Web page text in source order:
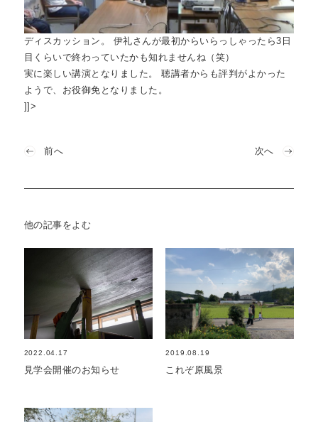
ディスカッション。 伊礼さんが最初からいらっしゃったら3日
目くらいで終わっていたかも知れませんね（笑）
実に楽しい講演となりました。 聴講者からも評判がよかった
ようで、お役御免となりました。
]]>
前へ 次へ
他の記事をよむ
2022.04.17
見学会開催のお知らせ
2019.08.19
これぞ原風景